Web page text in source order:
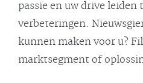
passie en uw drive
verbeteringen.
kunnen maken voor u?
marktsegment of